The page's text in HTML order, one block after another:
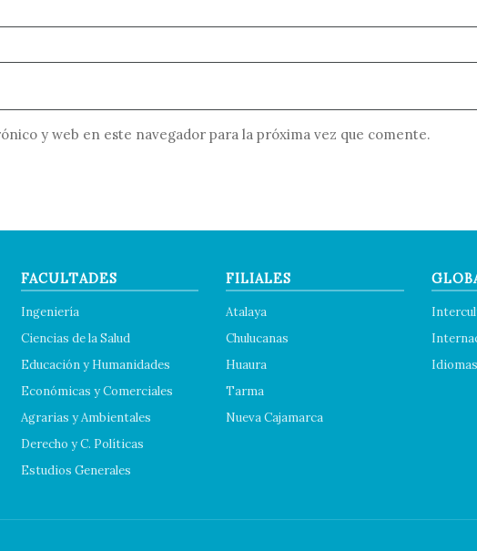
y web en este navegador para la próxima vez que comente.
FACULTADES
Ingeniería
Ciencias de la Salud
Educación y Humanidades
Económicas y Comerciales
Agrarias y Ambientales
Derecho y C. Políticas
Estudios Generales
FILIALES
Atalaya
Chulucanas
Huaura
Tarma
Nueva Cajamarca